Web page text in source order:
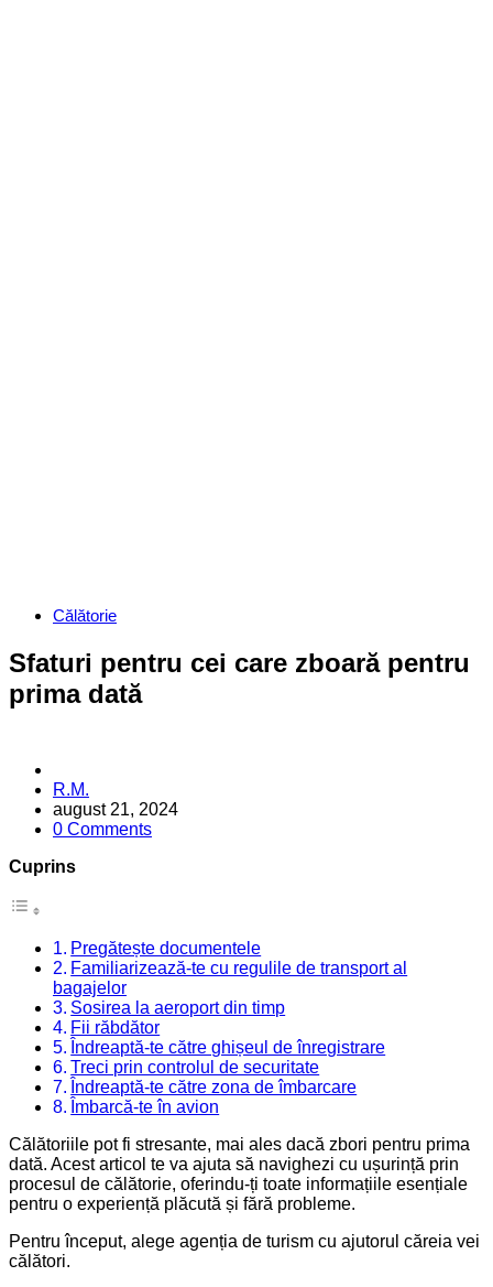
Categories
Călătorie
Sfaturi pentru cei care zboară pentru
prima dată
Posted
by
R.M.
august 21, 2024
0 Comments
Cuprins
Pregătește documentele
Familiarizează-te cu regulile de transport al
bagajelor
Sosirea la aeroport din timp
Fii răbdător
Îndreaptă-te către ghișeul de înregistrare
Treci prin controlul de securitate
Îndreaptă-te către zona de îmbarcare
Îmbarcă-te în avion
Călătoriile pot fi stresante, mai ales dacă zbori pentru prima
dată. Acest articol te va ajuta să navighezi cu ușurință prin
procesul de călătorie, oferindu-ți toate informațiile esențiale
pentru o experiență plăcută și fără probleme.
Pentru început, alege agenția de turism cu ajutorul căreia vei
călători.